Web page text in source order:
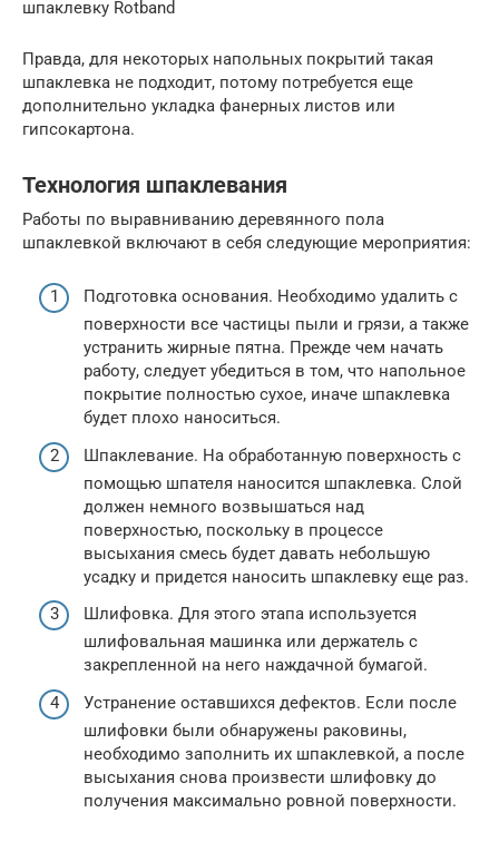
шпаклевку Rotband
Правда, для некоторых напольных покрытий такая
шпаклевка не подходит, потому потребуется еще
дополнительно укладка фанерных листов или
гипсокартона.
Технология шпаклевания
Работы по выравниванию деревянного пола
шпаклевкой включают в себя следующие мероприятия:
Подготовка основания. Необходимо удалить с
поверхности все частицы пыли и грязи, а также
устранить жирные пятна. Прежде чем начать
работу, следует убедиться в том, что напольное
покрытие полностью сухое, иначе шпаклевка
будет плохо наноситься.
Шпаклевание. На обработанную поверхность с
помощью шпателя наносится шпаклевка. Слой
должен немного возвышаться над
поверхностью, поскольку в процессе
высыхания смесь будет давать небольшую
усадку и придется наносить шпаклевку еще раз.
Шлифовка. Для этого этапа используется
шлифовальная машинка или держатель с
закрепленной на него наждачной бумагой.
Устранение оставшихся дефектов. Если после
шлифовки были обнаружены раковины,
необходимо заполнить их шпаклевкой, а после
высыхания снова произвести шлифовку до
получения максимально ровной поверхности.